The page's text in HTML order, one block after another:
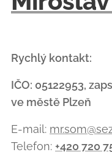
Rychlý kontakt:
IČO: 05122953,
ve městě Plzeň
E-mail:
Telefon: +420 720